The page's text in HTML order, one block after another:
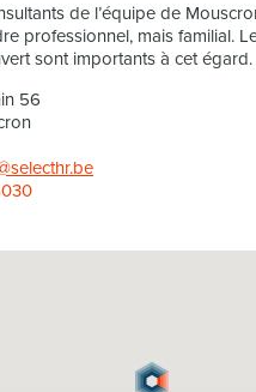
de l’équipe de
professionnel, mais familial.
sont importants à cet égard.
56